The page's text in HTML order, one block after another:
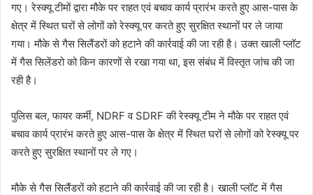
गए। रेस्क्यू टीमों द्वारा मौके पर राहत एवं बचाव कार्य प्रारंभ करते हुए आस-पास के
क्षेत्र में स्थित घरों से लोगों को रेस्क्यू पर करते हुए सुरक्षित स्थानों पर ले जाया
गया। मौके से गैस सिलैंडरों को हटाने की कार्रवाई की जा रही है। उक्त खाली प्लॉट
में गैस सिलेंडरो को किन कारणों से रखा गया था, इस संबंध में विस्तृत जांच की जा
रही है।
पुलिस बल, फायर कर्मी, NDRF व SDRF की रेस्क्यू टीम ने मौके पर राहत एवं
बचाव कार्य प्रारंभ करते हुए आस-पास के क्षेत्र में स्थित घरों से लोगों को रेस्क्यू पर
करते हुए सुरक्षित स्थानों पर ले गए।
मौके से गैस सिलैंडरों को हटाने की कार्रवाई की जा रही है। खाली प्लॉट में गैस